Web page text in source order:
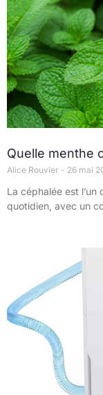
Quelle menthe
Alice Rouvier 26 mai
La céphalée est
quotidien, avec un